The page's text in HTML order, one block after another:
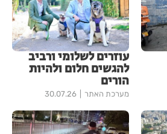
עוזרים לשלומי ורביב
להגשים חלום ולהיות
הורים
מערכת האתר 30.07.26